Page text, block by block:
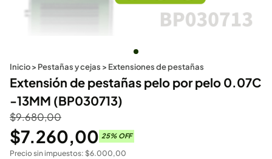
Inicio> Pestañas y cejas > Extensiones de pestañas
Extensión de pestañas pelo por pelo 0.07C
-13MM (BP030713)
$9.680,00
$7.260,00 25% OFF
Precio sin impuestos: $6.000,00